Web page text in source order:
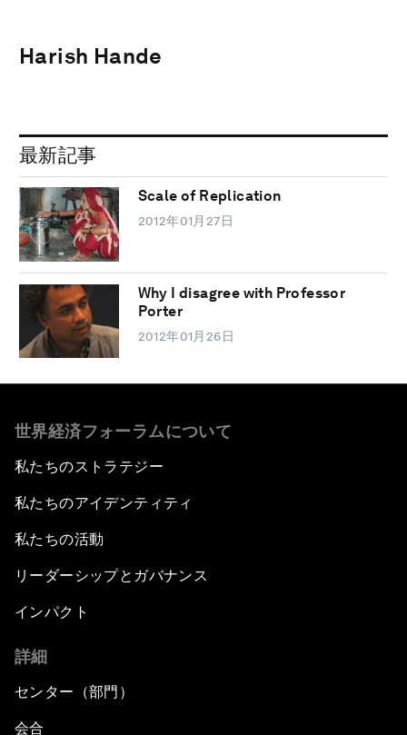
Harish Hande
最新記事
Scale of Replication
2012年01月27日
Why I disagree with Professor
Porter
2012年01月26日
世界経済フォーラムについて
私たちのストラテジー
私たちのアイデンティティ
私たちの活動
リーダーシップとガバナンス
インパクト
詳細
センター（部門）
会合